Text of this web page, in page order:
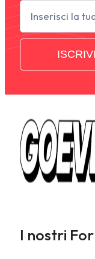
Newsletter
I nostri